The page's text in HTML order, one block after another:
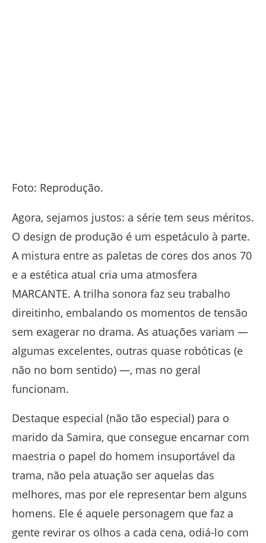
Foto: Reprodução.
Agora, sejamos justos: a série tem seus méritos.
O design de produção é um espetáculo à parte.
A mistura entre as paletas de cores dos anos 70
e a estética atual cria uma atmosfera
MARCANTE. A trilha sonora faz seu trabalho
direitinho, embalando os momentos de tensão
sem exagerar no drama. As atuações variam —
algumas excelentes, outras quase robóticas (e
não no bom sentido) —, mas no geral
funcionam.
Destaque especial (não tão especial) para o
marido da Samira, que consegue encarnar com
maestria o papel do homem insuportável da
trama, não pela atuação ser aquelas das
melhores, mas por ele representar bem alguns
homens. Ele é aquele personagem que faz a
gente revirar os olhos a cada cena, odiá-lo com